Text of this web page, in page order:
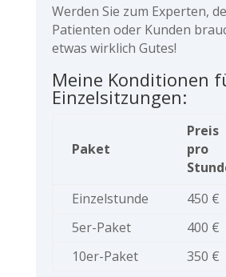
Werden Sie zum Experten,
Patienten oder Kunden
etwas wirklich Gutes!
Meine Konditionen
Einzelsitzungen:
Paket
Preis
pro
Einzelstunde 450 €
5er-Paket
400 €
10er-Paket
350 €